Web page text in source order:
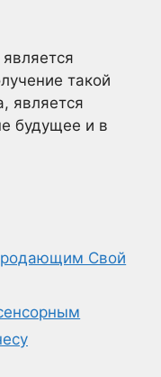
такой
является
будущее и в
Свой